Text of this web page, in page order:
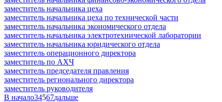
заместитель начальника цеха
заместитель начальника цеха по технической части
заместитель начальника экономического отдела
заместитель начальника электротехнической лаборатории
заместитель начальника юридического отдела
заместитель операционного директора
заместитель по АХЧ
заместитель председателя правления
заместитель регионального директора
заместитель руководителя
В начало34567дальше